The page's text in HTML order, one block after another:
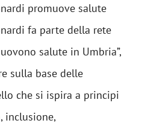
promuove salute
fa parte della rete
salute in Umbria”,
sulla base delle
che si ispira a principi
inclusione,